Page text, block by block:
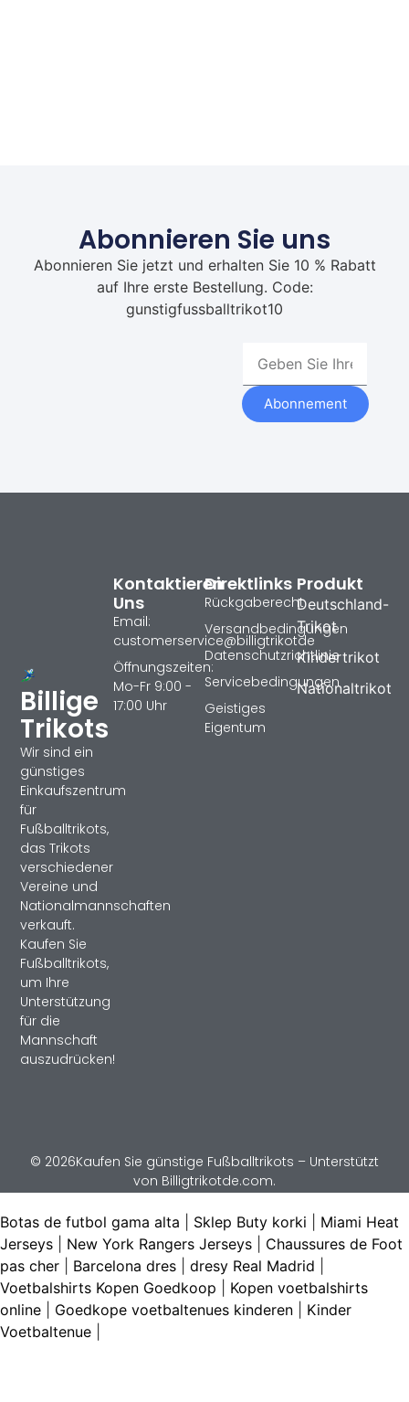
Abonnieren Sie uns
Abonnieren Sie jetzt und erhalten Sie 10 % Rabatt
auf Ihre erste Bestellung. Code:
gunstigfussballtrikot10
Abonnement
Billige
Trikots
Wir sind ein
günstiges
Einkaufszentrum
für
Fußballtrikots,
das Trikots
verschiedener
Vereine und
Nationalmannschaften
verkauft.
Kaufen Sie
Fußballtrikots,
um Ihre
Unterstützung
für die
Mannschaft
auszudrücken!
Produkt
Deutschland-
Trikot
Kindertrikot
Nationaltrikot
Direktlinks
Rückgaberecht
Versandbedingungen
Datenschutzrichtlinie
Servicebedingungen
Geistiges
Eigentum
Kontaktieren
Uns
Email:
customerservice@billigtrikotde
Öffnungszeiten:
Mo-Fr 9:00 -
17:00 Uhr
© 2026Kaufen Sie günstige Fußballtrikots – Unterstützt
von Billigtrikotde.com.
Botas de futbol gama alta Sklep Buty korki
Miami Heat
Jerseys
New York Rangers Jerseys
Chaussures de Foot
pas cher
Barcelona dres dresy Real Madrid
Voetbalshirts Kopen Goedkoop
Kopen voetbalshirts
online
Goedkope voetbaltenues kinderen
Kinder
Voetbaltenue